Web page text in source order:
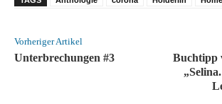
Vorheriger Artikel
Unterbrechungen #3
Buchtipp